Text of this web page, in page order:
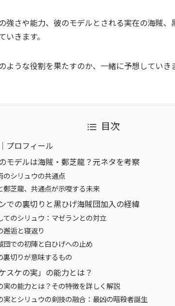
強さや能力、彼のモデルとされる実在の海賊
きます。
ような役割を果たすのか、一緒に予想していき
目次
プロフィール
モデルは海賊・鄭芝龍？元ネタを考察
のシリュウの共通点
鄭芝龍、共通点が示唆する未来
での裏切りと黒ひげ海賊団加入の経緯
てのシリュウ：マゼランとの対立
邂逅と寝返り
団での初陣と白ひげへの止め
裏切りが意味するもの
スケの実」の能力とは？
実の能力とは？その特徴を詳しく解説
実とシリュウの剣技の融合：最凶の暗殺者誕生